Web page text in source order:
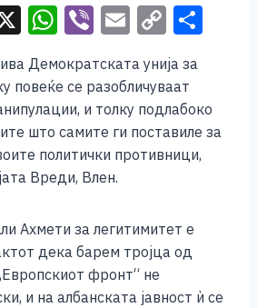
X W
at
s
A
p
p
Vi
er
E
ai
l
C
o
p
y
Li
n
e
Демократската унија за
повеќе се разобличуваат
и толку подлабоко
што самите ги поставиле за
политички противници,
Вреди, Влен.
Ахмети за легитимитет е
дека барем тројца од
фронт“ не
и на албанската јавност ѝ се